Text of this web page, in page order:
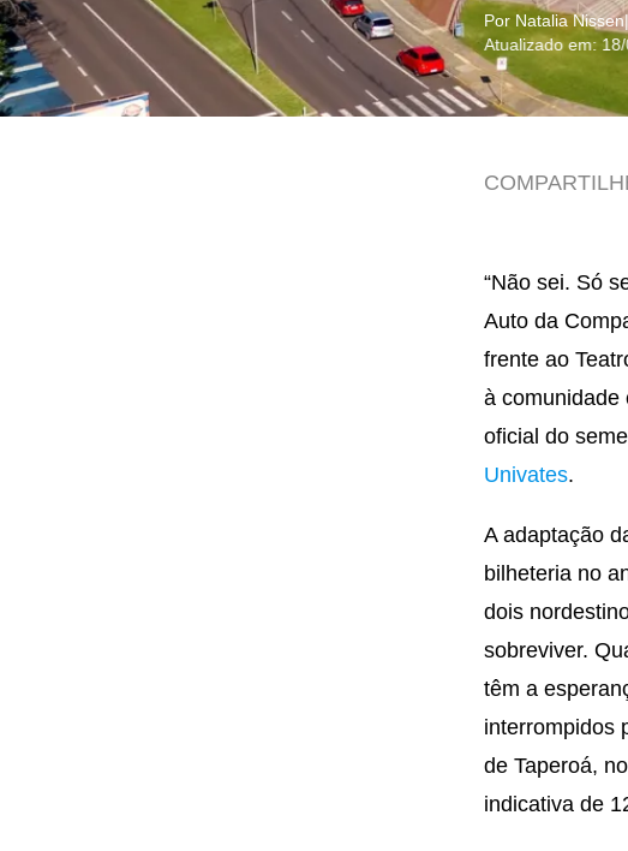
Por Natalia Nissen|
Atualizado em:
“Não sei. Só
Auto da
frente ao
à comunidade
oficial do
Univates.
A adaptação
bilheteria no
dois
sobreviver.
têm a
interrompidos
de Taperoá,
indicativa de